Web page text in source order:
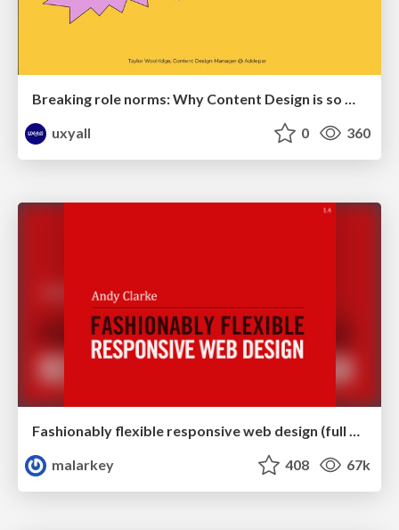
Breaking role norms: Why Content Design is so much more than writing copy - Taylor Woolridge
uxyall
0 360
Fashionably flexible responsive web design (full day workshop)
malarkey
408 67k